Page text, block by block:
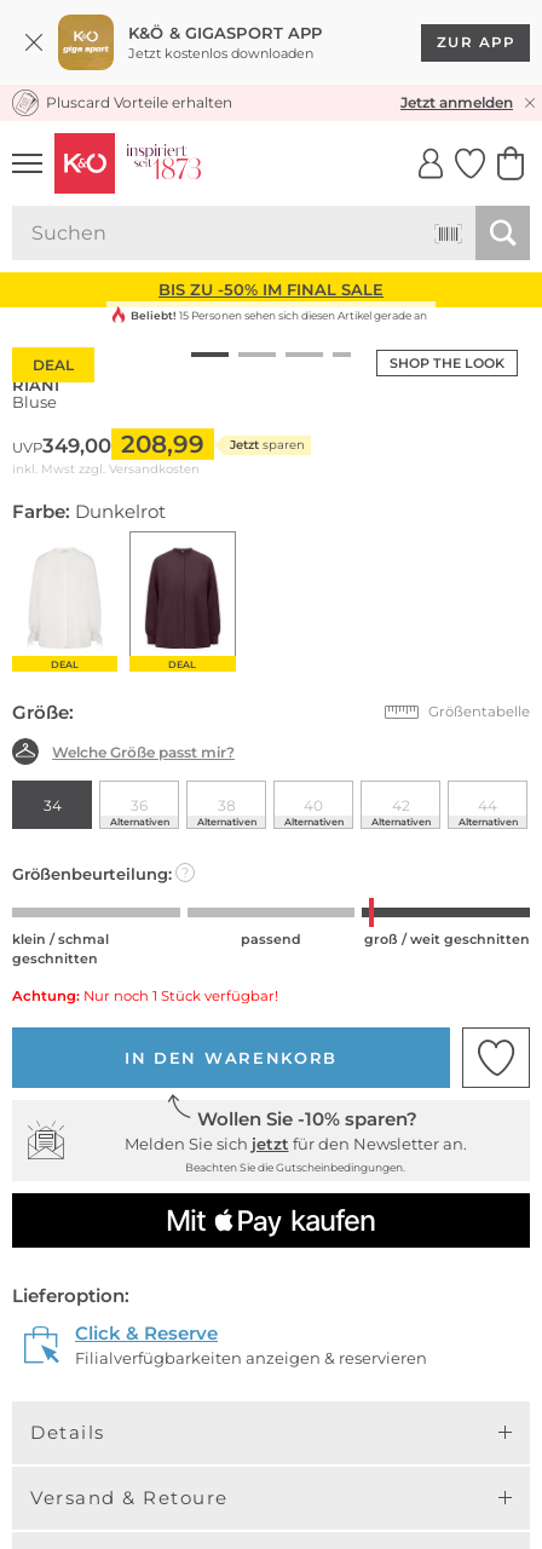
K&Ö & GIGASPORT APP
Jetzt kostenlos downloaden
ZUR APP
KOSTENLOSER VERSAND* & RÜCKVERSAND
Pluscard Vorteile erhalten Jetzt anmelden
UNSERE APP
CLICK &
BIS ZU -50% IM FINAL SALE
SHOP THE LOOK
DEAL
Beliebt! 15 Personen sehen sich diesen Artikel gerade an
RIANI
Bluse
UVP349,00 208,99 Jetzt sparen
inkl. Mwst zzgl. Versandkosten
Farbe: Dunkelrot
DEAL DEAL
Größe: Größentabelle
Welche Größe passt mir?
34 36
Alternativen
38
Alternativen
40
Alternativen
42
Alternativen
44
Alternativen
Größenbeurteilung: ?
klein / schmal
geschnitten
passend groß / weit geschnitten
Achtung: Nur noch 1 Stück verfügbar!
IN DEN WARENKORB
Wollen Sie -10% sparen?
Melden Sie sich jetzt für den Newsletter an.
Beachten Sie die Gutscheinbedingungen.
Lieferoption:
Click & Reserve
Filialverfügbarkeiten anzeigen & reservieren
Details
Versand & Retoure